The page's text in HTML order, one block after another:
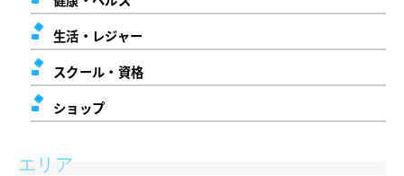
生活・レジャー
スクール・資格
ショップ
エリア